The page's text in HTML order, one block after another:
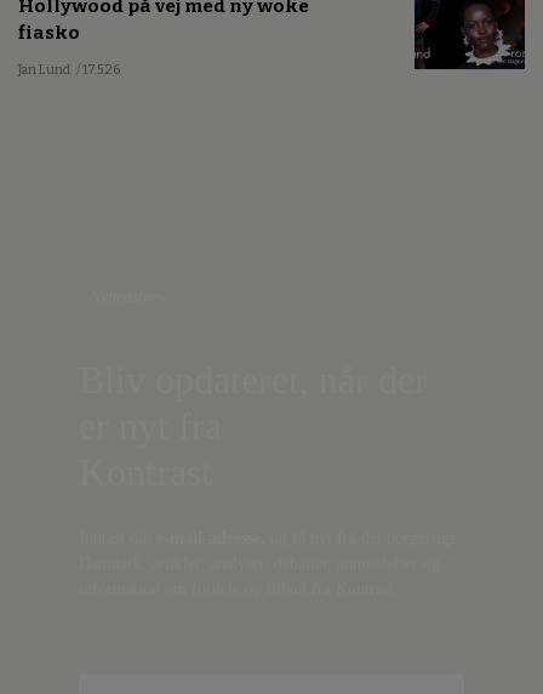
Hollywood på vej med ny woke
fiasko
Jan Lund / 17.5.26